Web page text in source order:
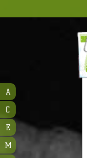
A
C
E
M